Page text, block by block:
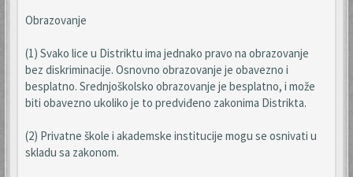
Obrazovanje
(1) Svako lice u Distriktu ima jednako pravo na obrazovanje
bez diskriminacije. Osnovno obrazovanje je obavezno i
besplatno. Srednjoškolsko obrazovanje je besplatno, i može
biti obavezno ukoliko je to predviđeno zakonima Distrikta.
(2) Privatne škole i akademske institucije mogu se osnivati u
skladu sa zakonom.